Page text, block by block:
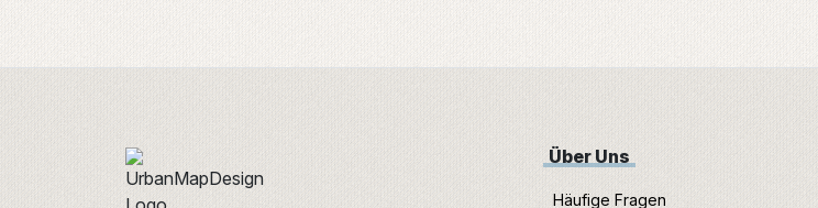
Über Uns
Häufige Fragen